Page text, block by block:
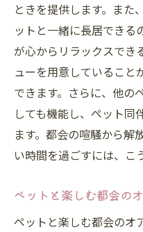
ときを提供します。また
ットと一緒に長居できる
が心からリラックスでき
ューを用意していること
できます。さらに、他の
しても機能し、ペット同
ます。都会の喧騒から解
い時間を過ごすには、こ
ペットと楽しむ都会の
ペットと楽しむ都会のオ